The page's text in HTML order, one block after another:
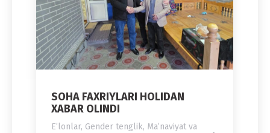
SOHA FAXRIYLARI HOLIDAN
XABAR OLINDI
Eʼlonlar, Gender tenglik, Maʼnaviyat va